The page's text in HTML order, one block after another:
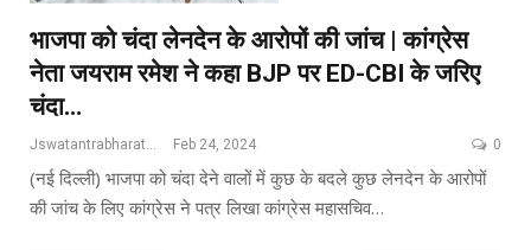
भाजपा को चंदा लेनदेन के आरोपों की जांच | कांग्रेस
नेता जयराम रमेश ने कहा BJP पर ED-CBI के जरिए
चंदा…
Jswatantrabharat@gmail.com Feb 24, 2024 0
(नई दिल्ली) भाजपा को चंदा देने वालों में कुछ के बदले कुछ लेनदेन के आरोपों
की जांच के लिए कांग्रेस ने पत्र लिखा कांग्रेस महासचिव…